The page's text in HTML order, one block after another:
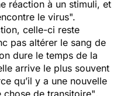
réaction à un stimuli, et
le virus".
celle-ci reste
pas altérer le sang de
dure le temps de la
arrive le plus souvent
qu’il y a une nouvelle
chose de transitoire",